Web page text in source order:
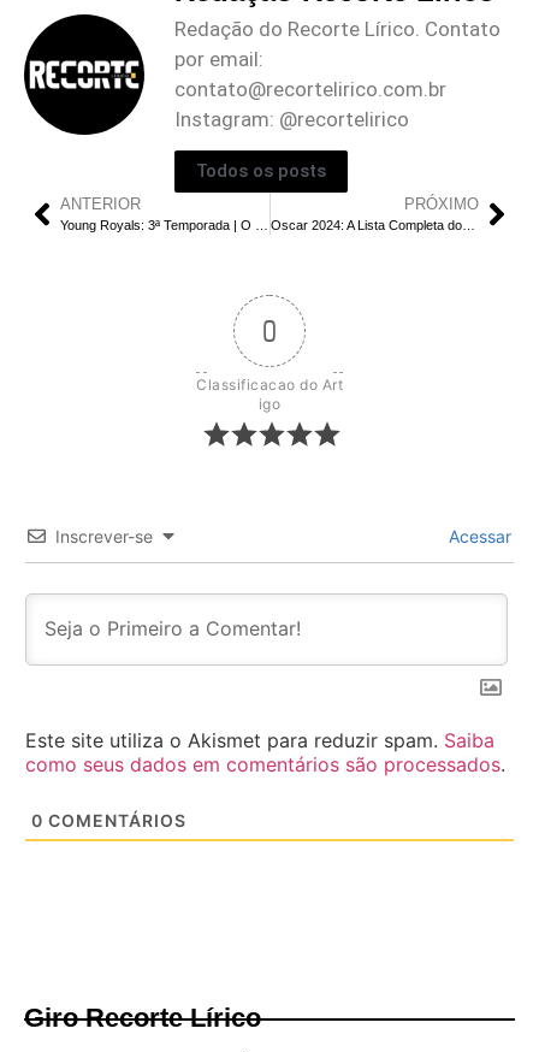
Redação do Recorte Lírico. Contato
por email:
contato@recortelirico.com.br
Instagram: @recortelirico
Todos os posts
ANTERIOR PRÓXIMO
Oscar 2024: A Lista Completa dos Vencedores Revela Favoritos e Surpresas
0
Classificacao do Art
igo
Inscrever-se Acessar
Este site utiliza o Akismet para reduzir spam. Saiba
como seus dados em comentários são processados.
0 COMENTÁRIOS
Giro Recorte Lírico